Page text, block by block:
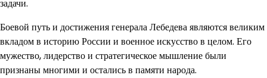
задачи.
Боевой путь и достижения генерала Лебедева являются великим
вкладом в историю России и военное искусство в целом. Его
мужество, лидерство и стратегическое мышление были
признаны многими и остались в памяти народа.